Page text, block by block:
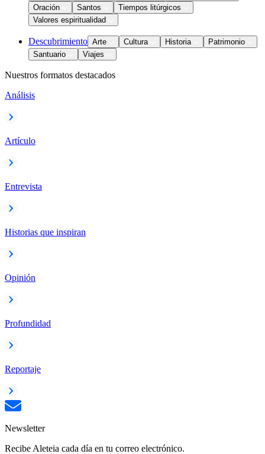
Oración
Santos
Tiempos litúrgicos
Valores espiritualidad
Descubrimiento Arte Cultura Historia
Patrimonio
Santuario
Viajes
Nuestros formatos destacados
Análisis
Artículo
Entrevista
Historias que inspiran
Opinión
Profundidad
Reportaje
Newsletter
Recibe Aleteia cada día en tu correo electrónico.